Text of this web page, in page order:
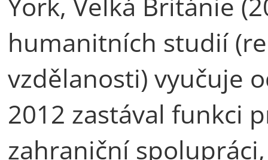
humanitních studií
vzdělanosti) vyučuje
2012 zastával funkci
zahraniční